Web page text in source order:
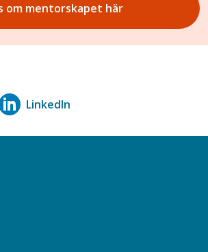
om mentorskapet här
LinkedIn